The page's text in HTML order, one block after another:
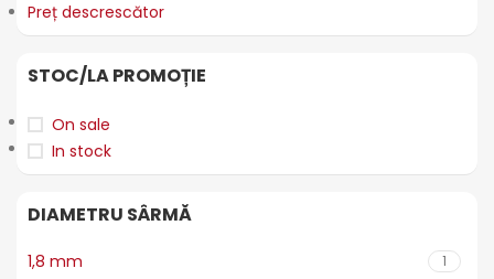
Preț descrescător
STOC/LA PROMOȚIE
On sale
In stock
DIAMETRU SÂRMĂ
1,8 mm 1